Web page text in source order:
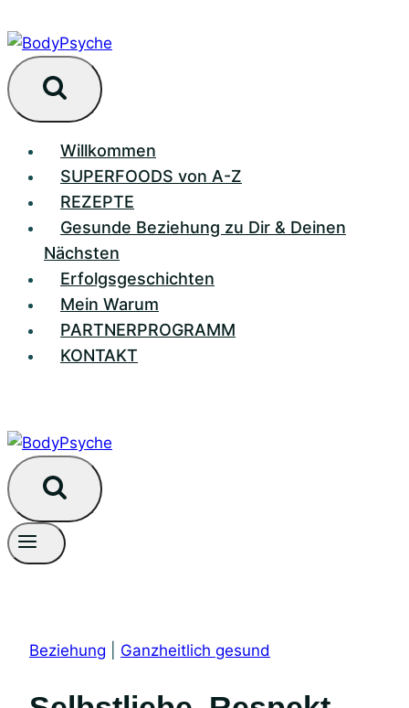
Inhalt
springen
Willkommen
SUPERFOODS von A-Z
REZEPTE
Gesunde Beziehung zu Dir & Deinen
Nächsten
Erfolgsgeschichten
Mein Warum
PARTNERPROGRAMM
KONTAKT
Beziehung Ganzheitlich gesund